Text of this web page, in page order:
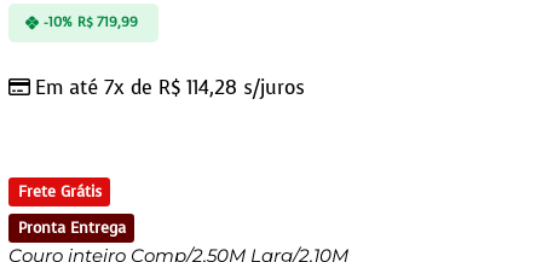
Em até 7x de R$ 114,28 s/juros
-10% R$719,99
Frete Grátis
Pronta Entrega
Couro inteiro Comp/2,50M Larg/2,10M